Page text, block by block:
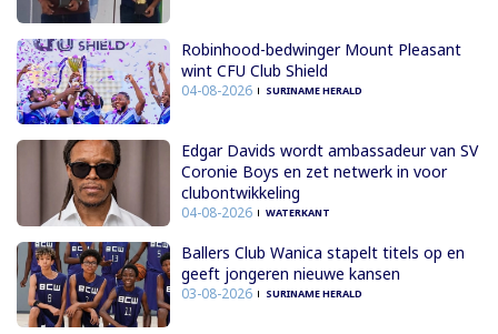
Robinhood-bedwinger Mount Pleasant
wint CFU Club Shield
04-08-2026 SURINAME HERALD
Edgar Davids wordt ambassadeur van SV
Coronie Boys en zet netwerk in voor
clubontwikkeling
04-08-2026 WATERKANT
Ballers Club Wanica stapelt titels op en
geeft jongeren nieuwe kansen
03-08-2026 SURINAME HERALD